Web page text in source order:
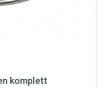
komplett